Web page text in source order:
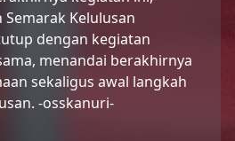
Kelulusan
dengan kegiatan
menandai berakhirnya
sekaligus awal langkah
-osskanuri-